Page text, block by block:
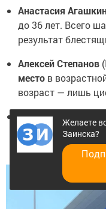
Анастасия
до 36 лет. Всего
результат
Алексей Степанов
место в
возраст — лишь
Ильфат Ахтямзянов
до 36 лет.
мышление
Желаете
Заинска?